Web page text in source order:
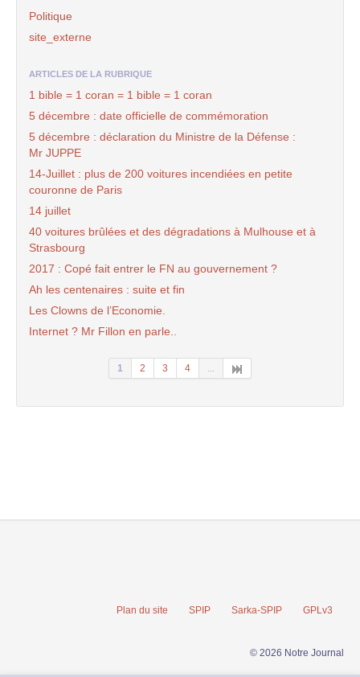
Politique
site_externe
ARTICLES DE LA RUBRIQUE
1 bible = 1 coran = 1 bible = 1 coran
5 décembre : date officielle de commémoration
5 décembre : déclaration du Ministre de la Défense :
Mr JUPPE
14-Juillet : plus de 200 voitures incendiées en petite
couronne de Paris
14 juillet
40 voitures brûlées et des dégradations à Mulhouse et à
Strasbourg
2017 : Copé fait entrer le FN au gouvernement ?
Ah les centenaires : suite et fin
Les Clowns de l’Economie.
Internet ? Mr Fillon en parle..
1 2 3 4 ...
Plan du site SPIP Sarka-SPIP GPLv3
© 2026 Notre Journal